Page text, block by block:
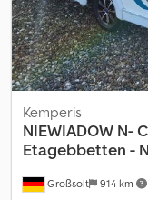
Großsolt 914 km
Kemperis
NIEWIADOW N-
Etagebbetten -